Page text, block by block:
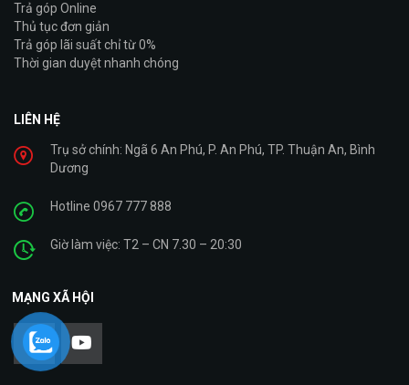
Trả góp Online
Thủ tục đơn giản
Trả góp lãi suất chỉ từ 0%
Thời gian duyệt nhanh chóng
LIÊN HỆ
Trụ sở chính: Ngã 6 An Phú, P. An Phú, TP. Thuận An, Bình
Dương
Hotline 0967 777 888
Giờ làm việc: T2 – CN 7.30 – 20:30
MẠNG XÃ HỘI